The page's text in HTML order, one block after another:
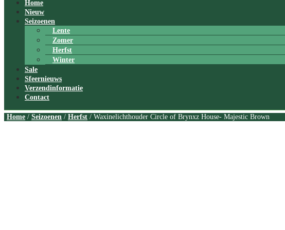
Home
Nieuw
Seizoenen
Lente
Zomer
Herfst
Winter
Sale
Sfeernieuws
Verzendinformatie
Contact
Home / Seizoenen / Herfst / Waxinelichthouder Circle of Brynxz House- Majestic Brown